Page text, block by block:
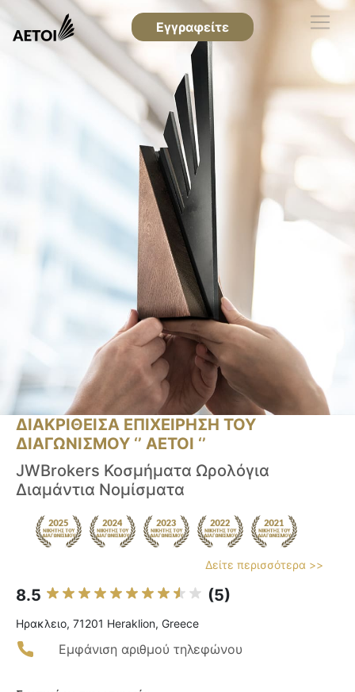
Εγγραφείτε
ΔΙΑΚΡΙΘΕΙΣΑ ΕΠΙΧΕΙΡΗΣΗ ΤΟΥ
ΔΙΑΓΩΝΙΣΜΟΥ ‘’ ΑΕΤΟΙ ‘’
JWBrokers Κοσμήματα Ωρολόγια
Διαμάντια Νομίσματα
Δείτε περισσότερα >>
8.5 (5)
Ηρακλειο, 71201 Heraklion, Greece
Εμφάνιση αριθμού τηλεφώνου